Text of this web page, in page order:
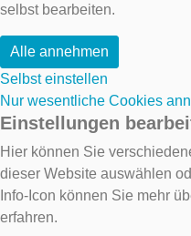
selbst bearbeiten.
Alle annehmen
Selbst einstellen
Nur wesentliche Cookies
Einstellungen
Hier können Sie
dieser Website auswählen
Info-Icon können Sie mehr
erfahren.